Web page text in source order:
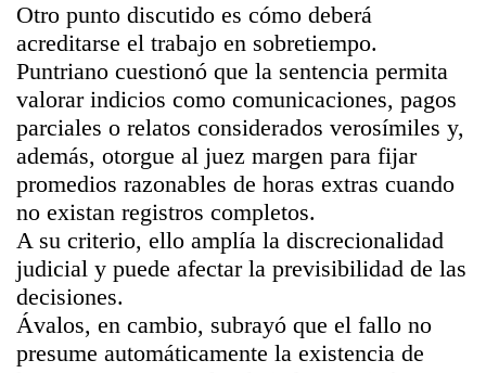
Otro punto discutido es cómo deberá
acreditarse el trabajo en sobretiempo.
Puntriano cuestionó que la sentencia permita
valorar indicios como comunicaciones, pagos
parciales o relatos considerados verosímiles y,
además, otorgue al juez margen para fijar
promedios razonables de horas extras cuando
no existan registros completos.
A su criterio, ello amplía la discrecionalidad
judicial y puede afectar la previsibilidad de las
decisiones.
Ávalos, en cambio, subrayó que el fallo no
presume automáticamente la existencia de